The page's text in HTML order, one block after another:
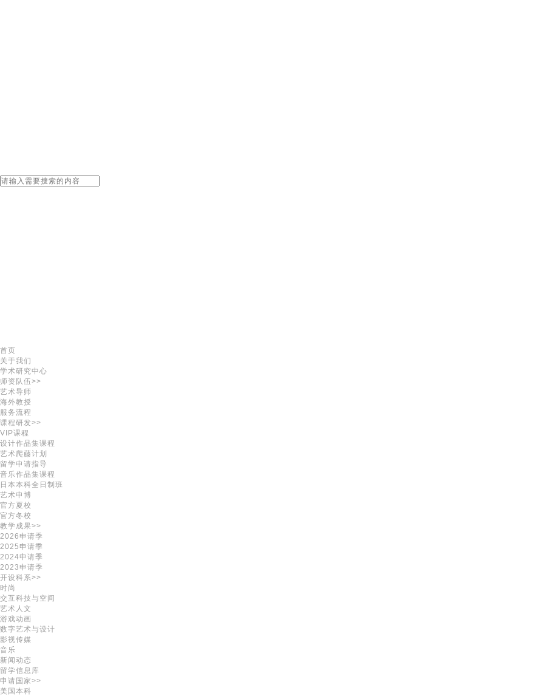
首页
关于我们
学术研究中心
师资队伍>>
艺术导师
海外教授
服务流程
课程研发>>
VIP课程
设计作品集课程
艺术爬藤计划
留学申请指导
音乐作品集课程
日本本科全日制班
艺术申博
官方夏校
官方冬校
教学成果>>
2026申请季
2025申请季
2024申请季
2023申请季
开设科系>>
时尚
交互科技与空间
艺术人文
游戏动画
数字艺术与设计
影视传媒
音乐
新闻动态
留学信息库
申请国家>>
美国本科